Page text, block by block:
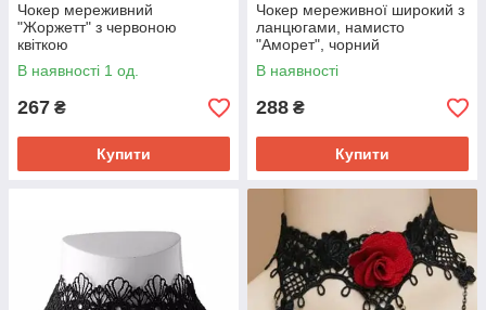
Чокер мереживний
"Жоржетт" з червоною
квіткою
В наявності 1 од.
267 ₴
Купити
Чокер мереживної широкий з
ланцюгами, намисто
"Аморет", чорний
В наявності
288 ₴
Купити